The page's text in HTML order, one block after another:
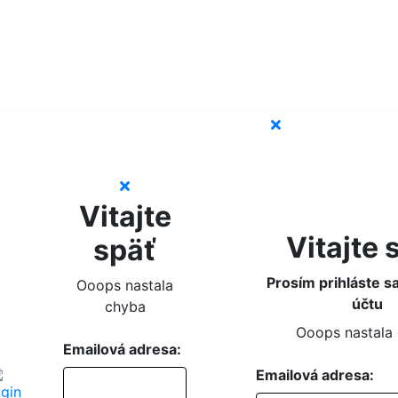
Vitajte
späť
Ooops nastala
chyba
Emailová adresa:
Vitajte
Prosím prihláste
účtu
Ooops nastala
Emailová adresa: